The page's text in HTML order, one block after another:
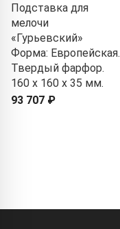
Подставка для
мелочи
«Гурьевский»
Форма: Европейская.
Твердый фарфор.
160 x 160 x 35 мм.
93 707 ₽